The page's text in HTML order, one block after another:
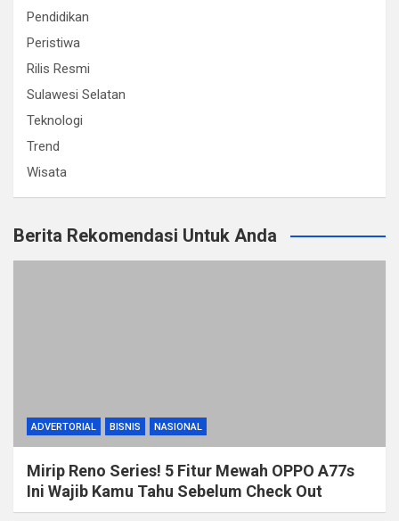
Pendidikan
Peristiwa
Rilis Resmi
Sulawesi Selatan
Teknologi
Trend
Wisata
Berita Rekomendasi Untuk Anda
ADVERTORIAL BISNIS NASIONAL
Mirip Reno Series! 5 Fitur Mewah OPPO A77s
Ini Wajib Kamu Tahu Sebelum Check Out